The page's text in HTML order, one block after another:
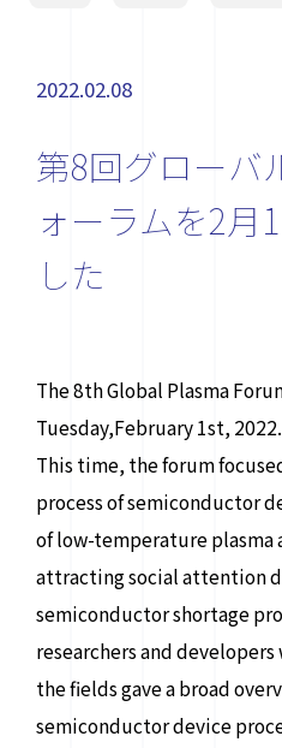
お問い合
〒464-8603 名古屋市千種
ナショナル・イノベーショ
2022.02.08
第8回グローバ
ォーラムを2月
した
The 8th Global Plasma
Tuesday,February 1st, 2022.
This time, the forum
process of semiconductor
of low-temperature plasma
attracting social attention
semiconductor shortage
researchers and
the fields gave a broad
semiconductor device